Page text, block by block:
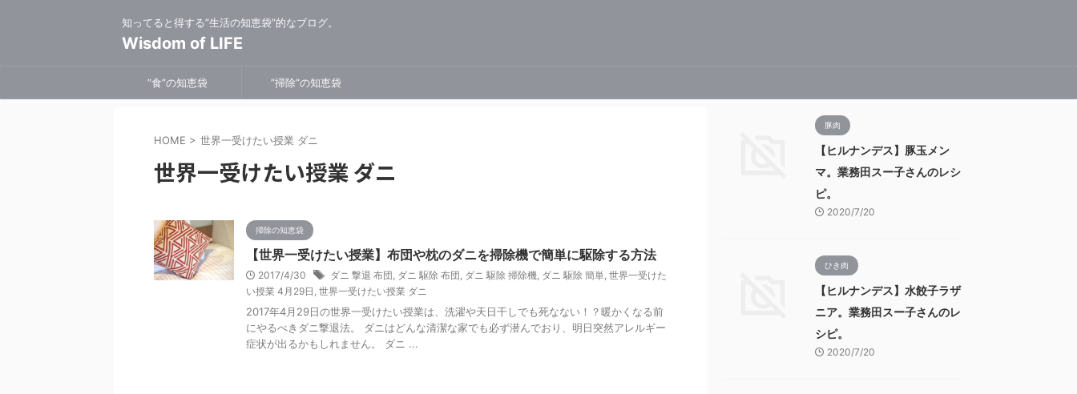
知ってると得する”生活の知恵袋”的なブログ。
Wisdom of LIFE
”食”の知恵袋 ”掃除”の知恵袋
HOME > 世界一受けたい授業 ダニ
世界一受けたい授業 ダニ
掃除の知恵袋
【世界一受けたい授業】布団や枕のダニを掃除機で簡単に駆除する方法
2017/4/30 ダニ 撃退 布団, ダニ 駆除 布団, ダニ 駆除 掃除機, ダニ 駆除 簡単, 世界一受けた
い授業 4月29日 , 世界一受けたい授業 ダニ
2017年4月29日の世界一受けたい授業は、洗濯や天日干しでも死なない！？暖かくなる前
にやるべきダニ撃退法。 ダニはどんな清潔な家でも必ず潜んでおり、明日突然アレルギー
症状が出るかもしれません。 ダニ ...
豚肉
【ヒルナンデス】豚玉メン
マ。業務田スー子さんのレシ
ピ。
2020/7/20
ひき肉
【ヒルナンデス】水餃子ラザ
ニア。業務田スー子さんのレ
シピ。
2020/7/20